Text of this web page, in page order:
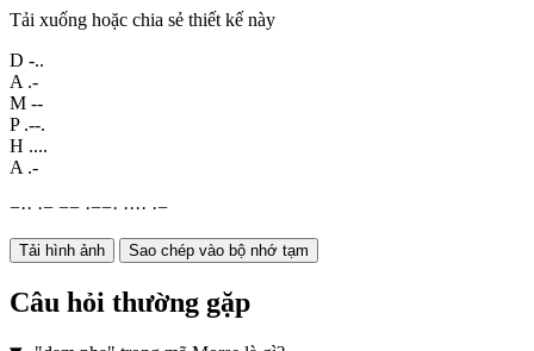
Tải xuống hoặc chia sẻ thiết kế này
D -..
A .-
M --
P .--.
H ....
A .-
−·· ·− −− ·−−· ···· ·−
Tải hình ảnh Sao chép vào bộ nhớ tạm
Câu hỏi thường gặp